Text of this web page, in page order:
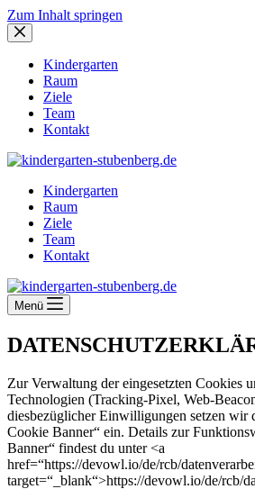
Zum Inhalt springen
Kindergarten
Raum
Ziele
Team
Kontakt
Kindergarten
Raum
Ziele
Team
Kontakt
Menü
Zur Verwaltung der eingesetzten Cookies
Technologien (Tracking-Pixel, Web-
diesbezüglicher Einwilligungen setzen wir
Cookie Banner“ ein. Details zur
Banner“ findest du unter <a
href=“https://devowl.io/de/rcb/
target=“_blank“>https://devowl.io/de/rcb/